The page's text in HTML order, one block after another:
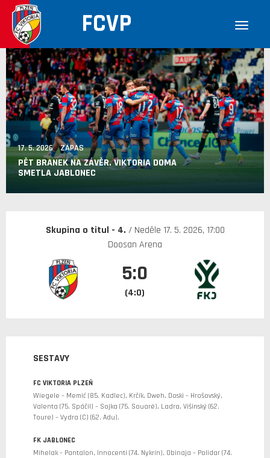
FCVP
17. 5. 2026 ZÁPAS
PĚT BRANEK NA ZÁVĚR. VIKTORIA DOMA
SMETLA JABLONEC
Skupina o titul - 4. / Neděle 17. 5. 2026, 17:00
Doosan Arena
5:0
(4:0)
SESTAVY
FC VIKTORIA PLZEŇ
Wiegele – Memić (85. Kadlec), Krčík, Dweh, Doski – Hrošovský,
Valenta (75. Spáčil) – Sojka (75. Souaré), Ladra, Višinský (62.
Toure) – Vydra (C) (62. Adu).
FK JABLONEC
Mihelak – Pantalon, Innocenti (74. Nykrín), Obinaja – Polidar (74.